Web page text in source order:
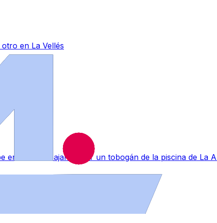
en La Vellés
en la nuca bajando por un tobogán de la piscina de La